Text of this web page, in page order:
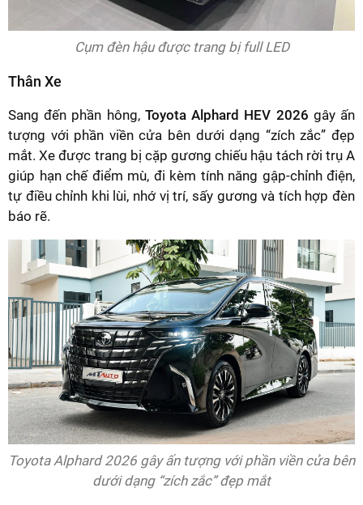
Cụm đèn hậu được trang bị full LED
Thân Xe
Sang đến phần hông, Toyota Alphard HEV 2026 gây ấn
tượng với phần viền cửa bên dưới dạng “zích zắc” đẹp
mắt. Xe được trang bị cặp gương chiếu hậu tách rời trụ A
giúp hạn chế điểm mù, đi kèm tính năng gập-chỉnh điện,
tự điều chỉnh khi lùi, nhớ vị trí, sấy gương và tích hợp đèn
báo rẽ.
Toyota Alphard 2026 gây ấn tượng với phần viền cửa bên
dưới dạng “zích zắc” đẹp mắt